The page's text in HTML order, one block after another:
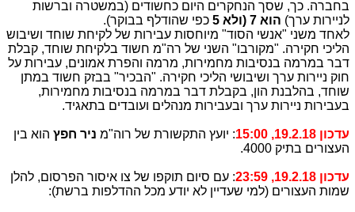
בחברה. כך, שסך הנחקרים היום כחשודים (במשטרה וברשות
לניירות ערך) הוא 7 (ולא 5
כפי שהודלף בבוקר).
לאחד משני "אנשי הסוד" מיוחסות עבירות של לקיחת שוחד ושיבוש
הליכי חקירה. "מקורבו" השני של רה"מ חשוד בלקיחת שוחד, קבלת
דבר במרמה בנסיבות מחמירות, מרמה והפרת אמונים, עבירות על
חוק ניירות ערך ושיבושי הליכי חקירה. "הבכיר" בבזק חשוד במתן
שוחד, בהלבנת הון, בקבלת דבר במרמה בנסיבות מחמירות,
בעבירות ניירות ערך ובעבירות מנהלים ועובדים בתאגיד.
עדכון 19.2.18, 15:00 : יועץ התקשורת של רוה"מ ניר חפץ הוא בין
העצורים בתיק 4000.
עדכון 19.2.18, 23:59
: עם סיום תוקפו של צו איסור הפרסום, להלן
שמות העצורים (למי שעדיין לא יודע מכל ההדלפות ברשת):